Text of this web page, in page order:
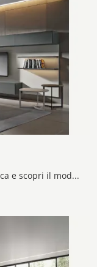
Pareti attrezzate e pensili Veneran: clicca e scopri il modello Modulo 10 e potrai completare stanze classiche di ogni tipo.